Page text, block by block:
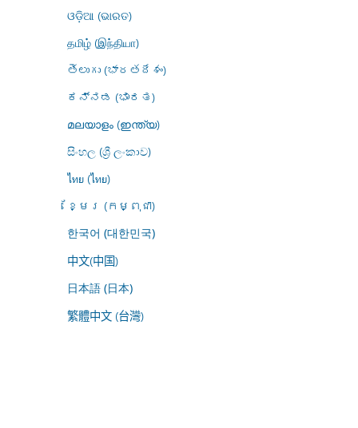
ଓଡ଼ିଆ (ଭାରତ)
தமிழ் (இந்தியா)
తెలుగు (భారతదేశం)
ಕನ್ನಡ (ಭಾರತ)
മലയാളം (ഇന്ത്യ)
සිංහල (ශ්‍රී ලංකාව)
ไทย (ไทย)
ខ្មែរ (កម្ពុជា)
한국어 (대한민국)
中文(中国)
日本語 (日本)
繁體中文 (台灣)